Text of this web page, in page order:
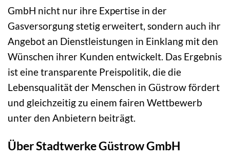
GmbH nicht nur ihre Expertise in der
Gasversorgung stetig erweitert, sondern auch ihr
Angebot an Dienstleistungen in Einklang mit den
Wünschen ihrer Kunden entwickelt. Das Ergebnis
ist eine transparente Preispolitik, die die
Lebensqualität der Menschen in Güstrow fördert
und gleichzeitig zu einem fairen Wettbewerb
unter den Anbietern beiträgt.
Über Stadtwerke Güstrow GmbH